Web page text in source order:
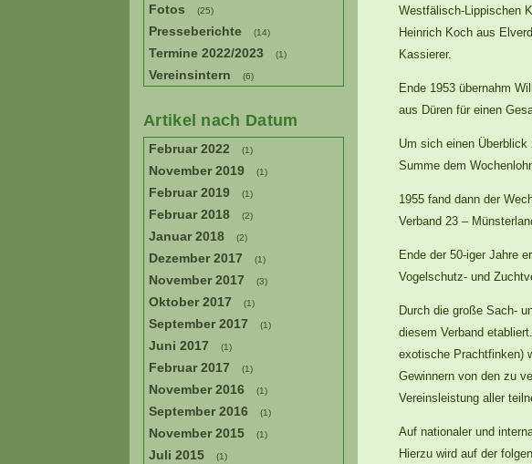
Fotos (25)
Presseberichte (14)
Termine 2022/2023 (1)
Vereinsintern (6)
Artikel nach Datum
Februar 2022 (1)
November 2019 (1)
Februar 2019 (1)
Februar 2018 (2)
Januar 2018 (2)
Dezember 2017 (1)
November 2017 (3)
Oktober 2017 (1)
September 2017 (1)
Juni 2017 (1)
Februar 2017 (1)
November 2016 (1)
September 2016 (1)
November 2015 (1)
Juli 2015 (1)
Westfälisch-Lippischen
Heinrich Koch aus
Kassierer.
Ende 1953 übernahm
aus Düren für einen
Um sich einen
Summe dem
1955 fand dann der
Verband 23 –
Ende der 50-iger Jahre
Vogelschutz- und
Durch die große Sach-
diesem Verband
exotische Prachtfinken)
Gewinnern von den zu
Vereinsleistung aller
Auf nationaler und
Hierzu wird auf der